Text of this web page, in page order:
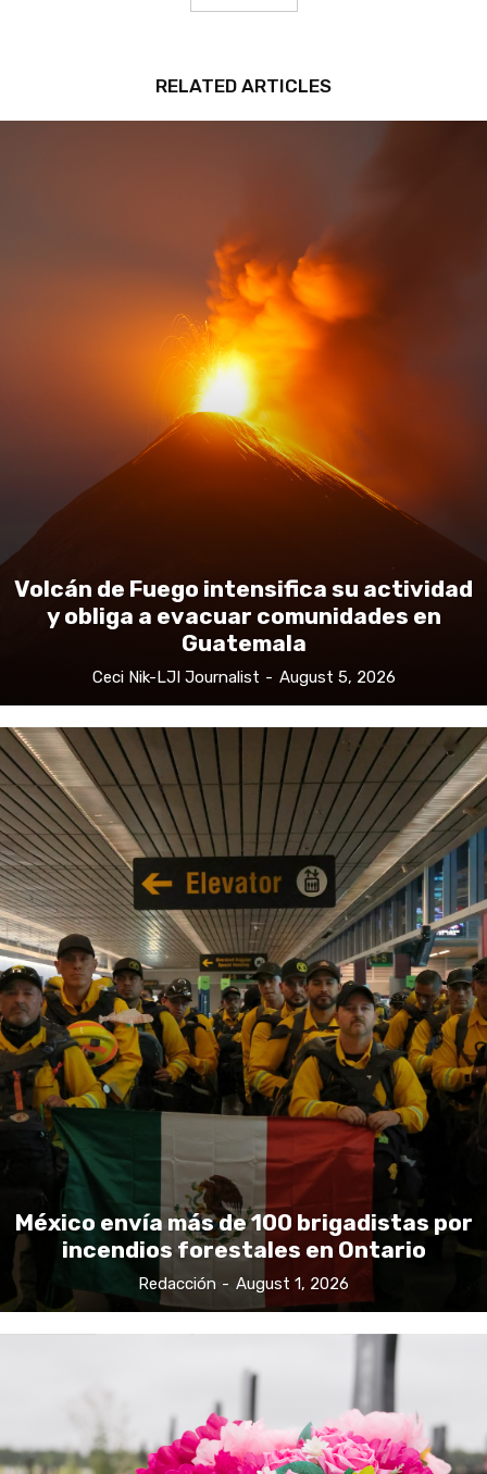
RELATED ARTICLES
Volcán de Fuego intensifica su actividad
y obliga a evacuar comunidades en
Guatemala
Ceci Nik-LJI Journalist - August 5, 2026
México envía más de 100 brigadistas por
incendios forestales en Ontario
Redacción - August 1, 2026